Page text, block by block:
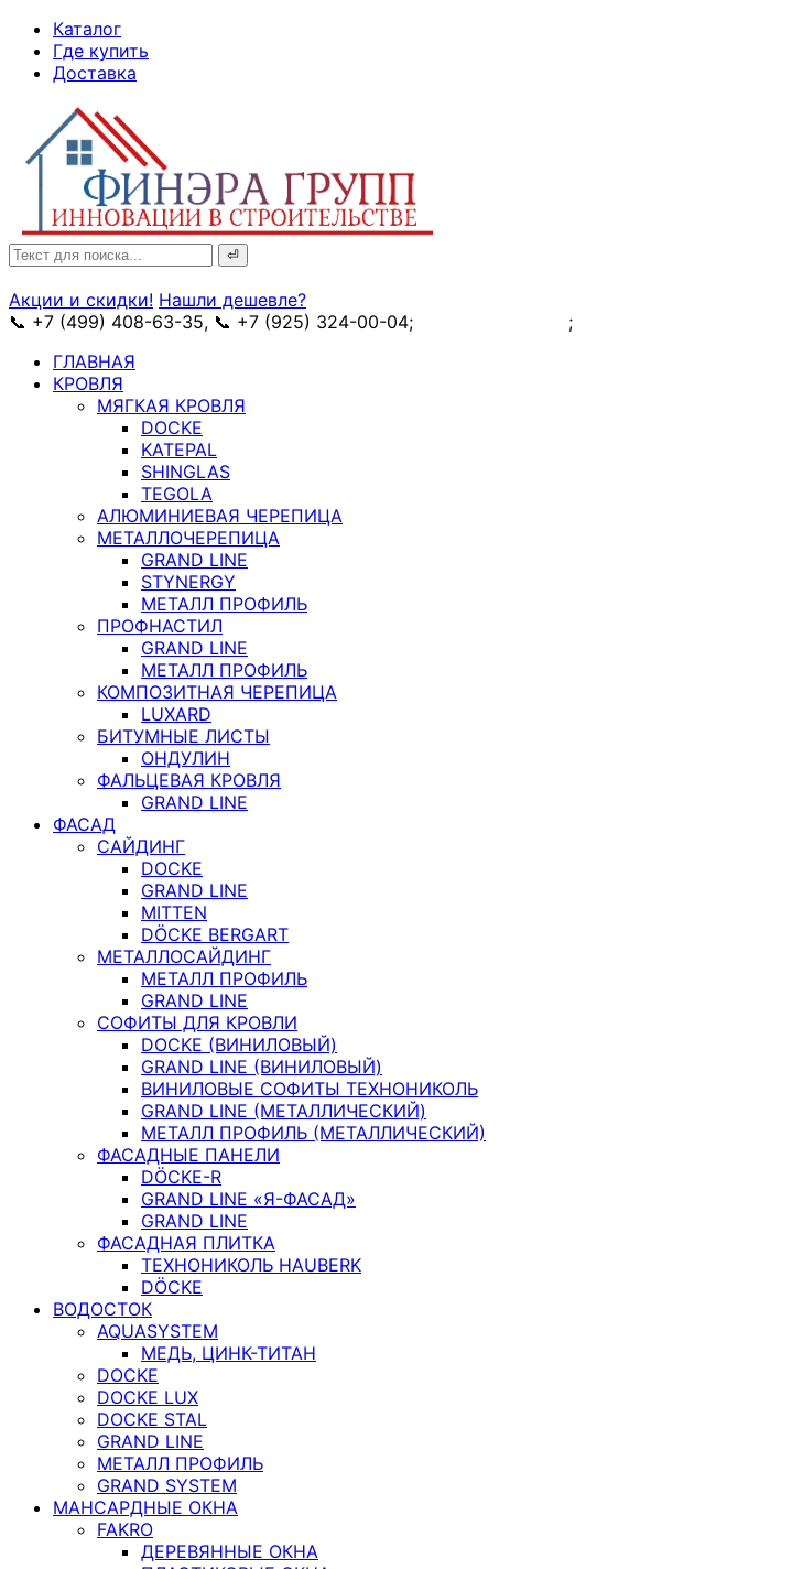
Skip
Content
Каталог
Где купить
Доставка
Search
for:
Акции и скидки! Нашли дешевле?
📞 +7 (499) 408-63-35, 📞 +7 (925) 324-00-04;
;
ГЛАВНАЯ
КРОВЛЯ
МЯГКАЯ КРОВЛЯ
DOCKE
KATEPAL
SHINGLAS
TEGOLA
АЛЮМИНИЕВАЯ ЧЕРЕПИЦА
МЕТАЛЛОЧЕРЕПИЦА
GRAND LINE
STYNERGY
МЕТАЛЛ ПРОФИЛЬ
ПРОФНАСТИЛ
GRAND LINE
МЕТАЛЛ ПРОФИЛЬ
КОМПОЗИТНАЯ ЧЕРЕПИЦА
LUXARD
БИТУМНЫЕ ЛИСТЫ
ОНДУЛИН
ФАЛЬЦЕВАЯ КРОВЛЯ
GRAND LINE
ФАСАД
САЙДИНГ
DOCKE
GRAND LINE
MITTEN
DÖCKE BERGART
МЕТАЛЛОСАЙДИНГ
МЕТАЛЛ ПРОФИЛЬ
GRAND LINE
СОФИТЫ ДЛЯ КРОВЛИ
DOCKE (ВИНИЛОВЫЙ)
GRAND LINE (ВИНИЛОВЫЙ)
ВИНИЛОВЫЕ СОФИТЫ ТЕХНОНИКОЛЬ
GRAND LINE (МЕТАЛЛИЧЕСКИЙ)
МЕТАЛЛ ПРОФИЛЬ (МЕТАЛЛИЧЕСКИЙ)
ФАСАДНЫЕ ПАНЕЛИ
DÖCKE-R
GRAND LINE «Я-ФАСАД»
GRAND LINE
ФАСАДНАЯ ПЛИТКА
ТЕХНОНИКОЛЬ HAUBERK
DÖCKE
ВОДОСТОК
AQUASYSTEM
МЕДЬ, ЦИНК-ТИТАН
DOCKE
DOCKE LUX
DOCKE STAL
GRAND LINE
МЕТАЛЛ ПРОФИЛЬ
GRAND SYSTEM
МАНСАРДНЫЕ ОКНА
FAKRO
ДЕРЕВЯННЫЕ ОКНА